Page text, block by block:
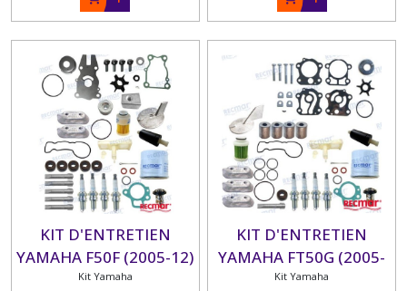
KIT D'ENTRETIEN
YAMAHA F50F (2005-12)
Kit Yamaha
KIT D'ENTRETIEN
YAMAHA FT50G (2005-
12) FT50J (2013+) FT60D
Kit Yamaha